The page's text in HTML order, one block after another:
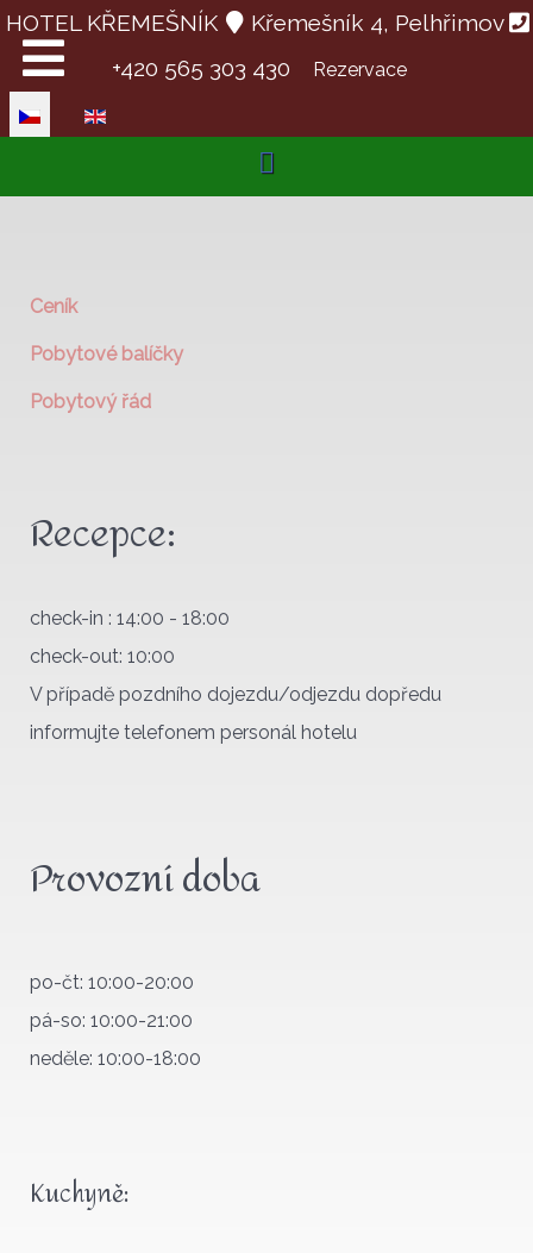
HOTEL KŘEMEŠNÍK
Křemešník 4, Pelhřimov
+420 565 303 430
Rezervace
Zvolte jazyk
Ceník
Pobytové balíčky
Pobytový řád
Recepce:
check-in : 14:00 - 18:00
check-out: 10:00
V případě pozdního dojezdu/odjezdu dopředu
informujte telefonem personál hotelu
Provozní doba
po-čt: 10:00-20:00
pá-so: 10:00-21:00
neděle: 10:00-18:00
Kuchyně: